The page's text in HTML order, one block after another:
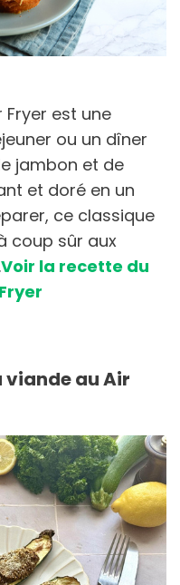
Fryer est une
ou un dîner
jambon et de
et doré en un
ce classique
coup sûr aux
Voir la recette du
au Air